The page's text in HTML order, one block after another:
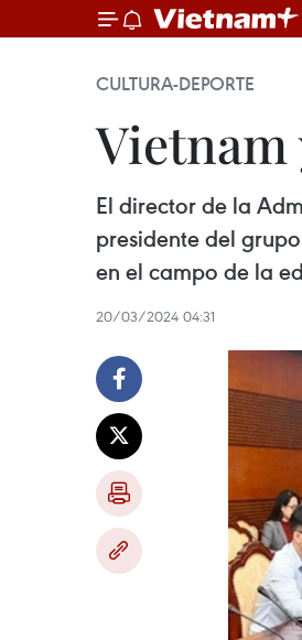
CULTURA-DEPORTE
Vietnam
El director de la
presidente del
en el campo de la
20/03/2024 04:31